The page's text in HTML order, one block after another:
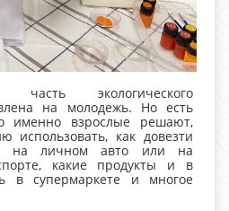
часть экологического
на молодежь. Но есть
именно взрослые решают,
использовать, как довезти
на личном авто или на
какие продукты и в
в супермаркете и многое